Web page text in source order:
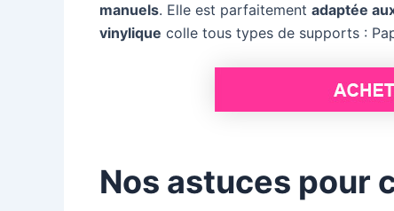
manuels. Elle est parfaitement adaptée
vinylique colle tous types de supports :
Nos astuces pour